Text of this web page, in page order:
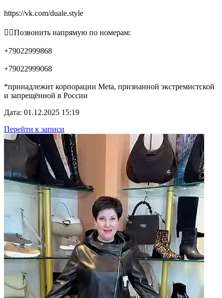
https://vk.com/duale.style
👉🏻Позвонить напрямую по номерам:
+79022999868
+79022999068
*принадлежит корпорации Meta, признанной экстремистской
и запрещённой в России
Дата: 01.12.2025 15:19
Перейти к записи